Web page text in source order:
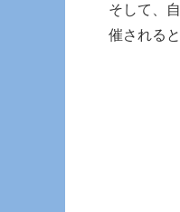
そして、
催される